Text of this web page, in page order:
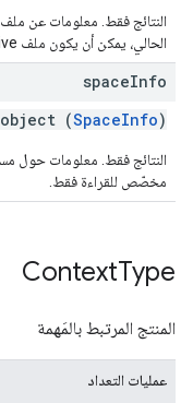
الحالي، يمكن أن يكون ملف Drive مستندًا فقط. هذا الحقل مخصّص للقراءة فقط.
spaceInfo
object (SpaceInfo)
مخصّص للقراءة فقط.
ContextType
المنتج المرتبط بالمَهمة
عمليات التعداد